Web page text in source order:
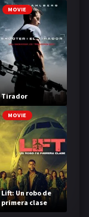
MOVIE
Tirador
MOVIE
Lift: Un robo de
primera clase